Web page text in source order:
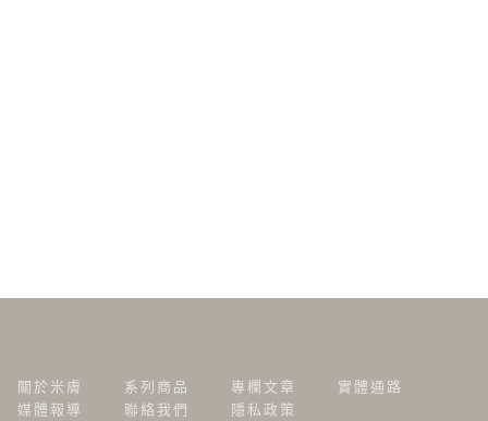
關於米膚 系列商品 專欄文章
實體通路
媒體報導
聯絡我們 隱私政策